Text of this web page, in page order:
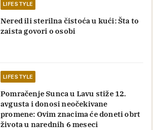
LIFESTYLE
Nered ili sterilna čistoća u kući: Šta to
zaista govori o osobi
LIFESTYLE
Pomračenje Sunca u Lavu stiže 12.
avgusta i donosi neočekivane
promene: Ovim znacima će doneti obrt
života u narednih 6 meseci